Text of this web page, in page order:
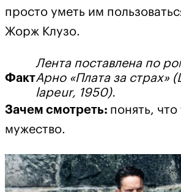
просто уметь им
Жорж Клузо.
Факт
Лента поставлена по
Арно «Плата за страх»
lapeur, 1950).
Зачем смотреть: понять, что
мужество.